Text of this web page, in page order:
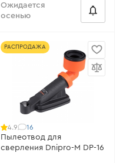
Ожидается
осенью
РАСПРОДАЖА
4.9 16
Пылеотвод для
сверления Dnipro-M DP-16